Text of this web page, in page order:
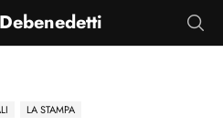
LA STAMPA